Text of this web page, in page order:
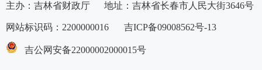
主办：吉林省财政厅 地址：吉林省长春市人民大街3646号
网站标识码：2200000016 吉ICP备09008562号-13
吉公网安备22000002000015号